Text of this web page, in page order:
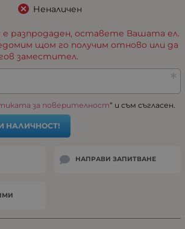
Неналичен
разпродаден, оставете Вашата ел.
щом го получим отново или да
заместител.
за поверителност“ и съм съгласен.
НАЛИЧНОСТ!
НАПРАВИ ЗАПИТВАНЕ